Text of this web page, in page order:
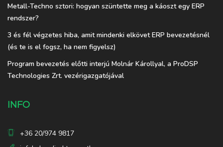
Metall-Techno sztori: hogyan szüntette meg a káoszt egy ERP
rendszer?
3 és fél végzetes hiba, amit mindenki elkövet ERP bevezetésnél
(és te is el fogsz, ha nem figyelsz)
Program bevezetés előtti interjú Molnár Károllyal, a ProDSP
Technologies Zrt. vezérigazgatójával
INFO
+36 20/974 9817